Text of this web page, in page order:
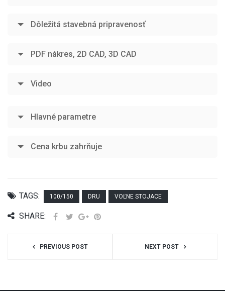
Dôležitá stavebná pripravenosť
PDF nákres, 2D CAD, 3D CAD
Video
Hlavné parametre
Cena krbu zahrňuje
TAGS: 100/150 DRU VOĽNE STOJACE
SHARE:
PREVIOUS POST NEXT POST